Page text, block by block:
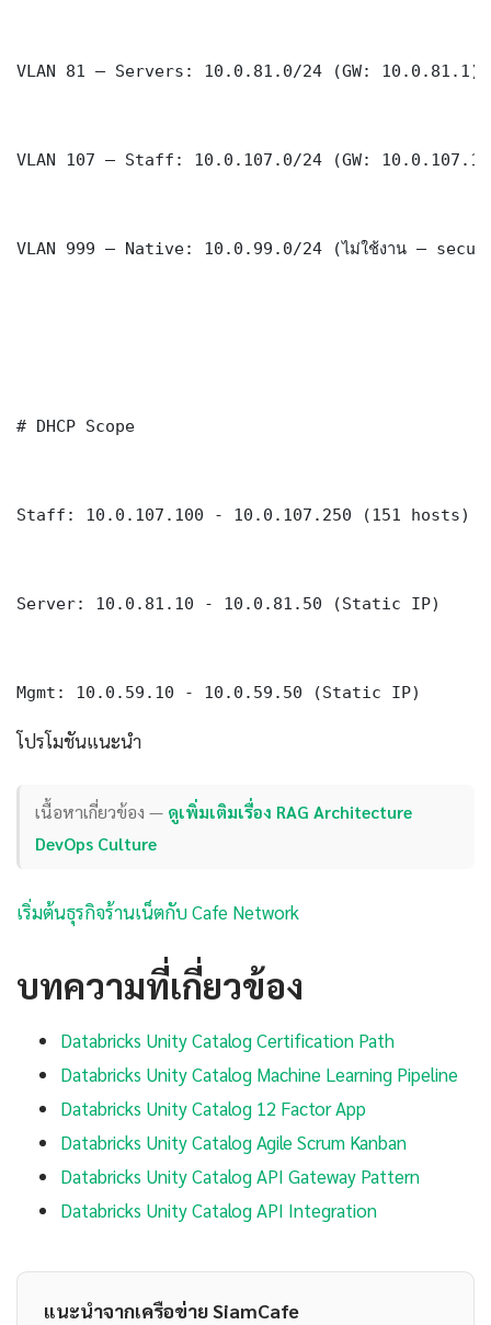
VLAN 81 — Servers: 10.0.81.0/24 (GW: 10.0.81.1)
VLAN 107 — Staff: 10.0.107.0/24 (GW: 10.0.107.1)
VLAN 999 — Native: 10.0.99.0/24 (ไม่ใช้งาน —
# DHCP Scope
Staff: 10.0.107.100 - 10.0.107.250 (151 hosts)
Server: 10.0.81.10 - 10.0.81.50 (Static IP)
Mgmt: 10.0.59.10 - 10.0.59.50 (Static IP)
โปรโมชันแนะนำ
เนื้อหาเกี่ยวข้อง — ดูเพิ่มเติมเรื่อง RAG Architecture
DevOps Culture
เริ่มต้นธุรกิจร้านเน็ตกับ Cafe Network
บทความที่เกี่ยวข้อง
Databricks Unity Catalog Certification Path
Databricks Unity Catalog Machine Learning Pipeline
Databricks Unity Catalog 12 Factor App
Databricks Unity Catalog Agile Scrum Kanban
Databricks Unity Catalog API Gateway Pattern
Databricks Unity Catalog API Integration
แนะนำจากเครือข่าย SiamCafe